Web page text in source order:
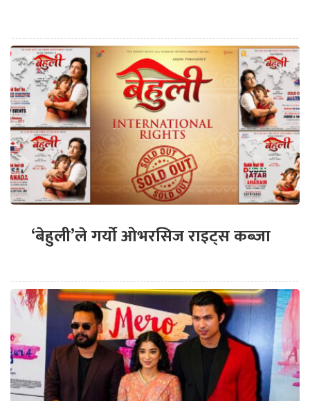
‘बेहुली’ले गर्यो ओभरसिज राइट्स कब्जा